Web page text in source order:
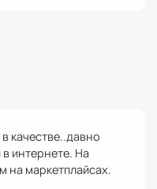
качестве..давно
в интернете. На
на маркетплайсах.